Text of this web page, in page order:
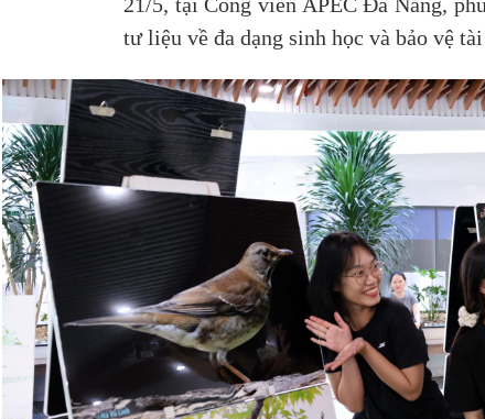
21/5, tại Công viên APEC Đà Nẵng,
tư liệu về đa dạng sinh học và bảo vệ